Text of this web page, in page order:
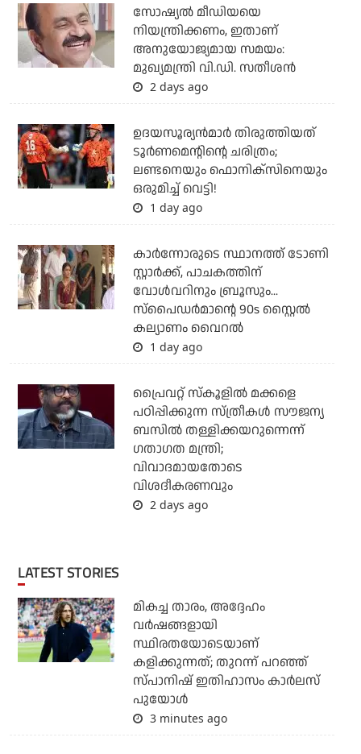
സോഷ്യല്‍ മീഡിയയെ
നിയന്ത്രിക്കണം, ഇതാണ്
അനുയോജ്യമായ സമയം:
മുഖ്യമന്ത്രി വി.ഡി. സതീശന്‍
2 days ago
ഉദയസൂര്യന്‍മാര്‍ തിരുത്തിയത്
ടൂര്‍ണമെന്റിന്റെ ചരിത്രം;
ലണ്ടനെയും ഫൊനിക്‌സിനെയും
ഒരുമിച്ച് വെട്ടി!
1 day ago
കാര്‍ന്നോരുടെ സ്ഥാനത്ത് ടോണി
സ്റ്റാര്‍ക്ക്, പാചകത്തിന്
വോള്‍വറിനും ബ്രൂസും...
സ്‌പൈഡര്‍മാന്റെ 90s സ്റ്റൈല്‍
കല്യാണം വൈറല്‍
1 day ago
പ്രൈവറ്റ് സ്‌കൂളില്‍ മക്കളെ
പഠിപ്പിക്കുന്ന സ്ത്രീകള്‍ സൗജന്യ
ബസില്‍ തള്ളിക്കയറുന്നെന്ന്
ഗതാഗത മന്ത്രി;
വിവാദമായതോടെ
വിശദീകരണവും
2 days ago
LATEST STORIES
മികച്ച താരം, അദ്ദേഹം
വര്‍ഷങ്ങളായി
സ്ഥിരതയോടെയാണ്
കളിക്കുന്നത്; തുറന്ന് പറഞ്ഞ്
സ്പാനിഷ് ഇതിഹാസം കാര്‍ലസ്
പുയോള്‍
3 minutes ago